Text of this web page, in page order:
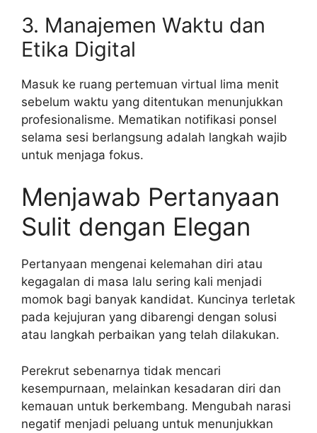
3. Manajemen Waktu dan
Etika Digital
Masuk ke ruang pertemuan virtual lima menit
sebelum waktu yang ditentukan menunjukkan
profesionalisme. Mematikan notifikasi ponsel
selama sesi berlangsung adalah langkah wajib
untuk menjaga fokus.
Menjawab Pertanyaan
Sulit dengan Elegan
Pertanyaan mengenai kelemahan diri atau
kegagalan di masa lalu sering kali menjadi
momok bagi banyak kandidat. Kuncinya terletak
pada kejujuran yang dibarengi dengan solusi
atau langkah perbaikan yang telah dilakukan.
Perekrut sebenarnya tidak mencari
kesempurnaan, melainkan kesadaran diri dan
kemauan untuk berkembang. Mengubah narasi
negatif menjadi peluang untuk menunjukkan